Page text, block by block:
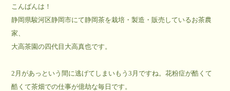
こんばんは！
静岡県駿河区静岡市にて静岡茶を栽培・製造・販売しているお茶農
家、
大高茶園の四代目大高真也です。
2月があっという間に逃げてしまいもう3月ですね。花粉症が酷くて
酷くて茶畑での仕事が億劫な毎日です。